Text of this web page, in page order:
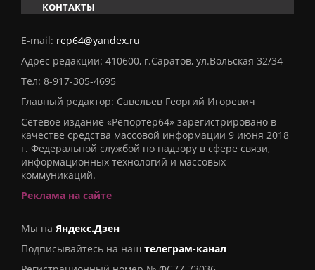
КОНТАКТЫ
E-mail: rep64@yandex.ru
Адрес редакции: 410600, г.Саратов, ул.Вольская 32/34
Тел: 8-917-305-4695
Главный редактор: Савельев Георгий Игоревич
Сетевое издание «Репортер64» зарегистрировано в
качестве средства массовой информации 9 июня 2018
г. Федеральной службой по надзору в сфере связи,
информационных технологий и массовых
коммуникаций.
Реклама на сайте
Мы на Яндекс.Дзен
Подписывайтесь на наш телеграм-канал